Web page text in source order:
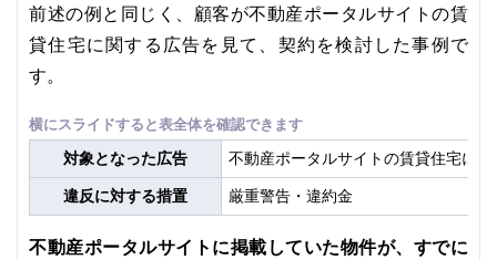
前述の例と同じく、顧客が不動産ポータルサイトの賃
貸住宅に関する広告を見て、契約を検討した事例で
す。
対象となった広告
不動産ポータルサイトの賃貸住宅に関
違反に対する措置
厳重警告・違約金
不動産ポータルサイトに掲載していた物件が、すでに